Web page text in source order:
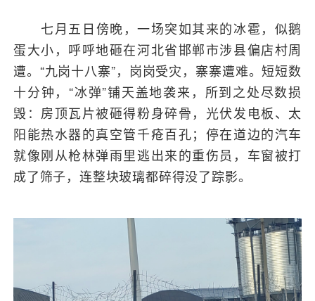
七月五日傍晚，一场突如其来的冰雹，似鹅
蛋大小，呼呼地砸在河北省邯郸市涉县偏店村周
遭。“九岗十八寨”，岗岗受灾，寨寨遭难。短短数
十分钟，“冰弹”铺天盖地袭来，所到之处尽数损
毁：房顶瓦片被砸得粉身碎骨，光伏发电板、太
阳能热水器的真空管千疮百孔；停在道边的汽车
就像刚从枪林弹雨里逃出来的重伤员，车窗被打
成了筛子，连整块玻璃都碎得没了踪影。